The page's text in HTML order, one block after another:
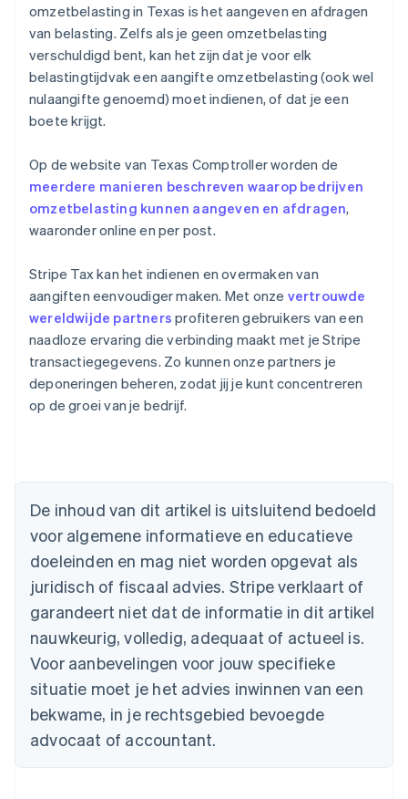
omzetbelasting in Texas is het aangeven en afdragen
van belasting. Zelfs als je geen omzetbelasting
verschuldigd bent, kan het zijn dat je voor elk
belastingtijdvak een aangifte omzetbelasting (ook wel
nulaangifte genoemd) moet indienen, of dat je een
boete krijgt.
Op de website van Texas Comptroller worden de
meerdere manieren beschreven waarop bedrijven
omzetbelasting kunnen aangeven en afdragen,
waaronder online en per post.
Stripe Tax kan het indienen en overmaken van
aangiften eenvoudiger maken. Met onze vertrouwde
wereldwijde partners profiteren gebruikers van een
naadloze ervaring die verbinding maakt met je Stripe
transactiegegevens. Zo kunnen onze partners je
deponeringen beheren, zodat jij je kunt concentreren
op de groei van je bedrijf.
De inhoud van dit artikel is uitsluitend bedoeld
voor algemene informatieve en educatieve
doeleinden en mag niet worden opgevat als
juridisch of fiscaal advies. Stripe verklaart of
garandeert niet dat de informatie in dit artikel
nauwkeurig, volledig, adequaat of actueel is.
Voor aanbevelingen voor jouw specifieke
situatie moet je het advies inwinnen van een
bekwame, in je rechtsgebied bevoegde
advocaat of accountant.
Australië
English
België
NederlandsFrançaisDeutschEnglish
Brazilië
Bulgarije
English
Canada
EnglishFrançais
Cyprus
English
English
Duitsland